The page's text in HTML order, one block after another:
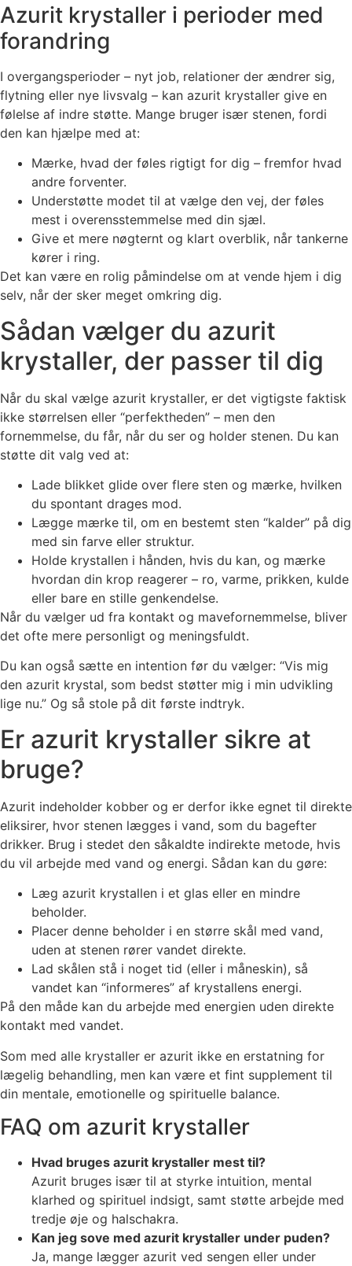
Azurit krystaller i perioder med
forandring
I overgangsperioder – nyt job, relationer der ændrer sig,
flytning eller nye livsvalg – kan azurit krystaller give en
følelse af indre støtte. Mange bruger især stenen, fordi
den kan hjælpe med at:
Mærke, hvad der føles rigtigt for dig – fremfor hvad
andre forventer.
Understøtte modet til at vælge den vej, der føles
mest i overensstemmelse med din sjæl.
Give et mere nøgternt og klart overblik, når tankerne
kører i ring.
Det kan være en rolig påmindelse om at vende hjem i dig
selv, når der sker meget omkring dig.
Sådan vælger du azurit
krystaller, der passer til dig
Når du skal vælge azurit krystaller, er det vigtigste faktisk
ikke størrelsen eller “perfektheden” – men den
fornemmelse, du får, når du ser og holder stenen. Du kan
støtte dit valg ved at:
Lade blikket glide over flere sten og mærke, hvilken
du spontant drages mod.
Lægge mærke til, om en bestemt sten “kalder” på dig
med sin farve eller struktur.
Holde krystallen i hånden, hvis du kan, og mærke
hvordan din krop reagerer – ro, varme, prikken, kulde
eller bare en stille genkendelse.
Når du vælger ud fra kontakt og mavefornemmelse, bliver
det ofte mere personligt og meningsfuldt.
Du kan også sætte en intention før du vælger: “Vis mig
den azurit krystal, som bedst støtter mig i min udvikling
lige nu.” Og så stole på dit første indtryk.
Er azurit krystaller sikre at
bruge?
Azurit indeholder kobber og er derfor ikke egnet til direkte
eliksirer, hvor stenen lægges i vand, som du bagefter
drikker. Brug i stedet den såkaldte indirekte metode, hvis
du vil arbejde med vand og energi. Sådan kan du gøre:
Læg azurit krystallen i et glas eller en mindre
beholder.
Placer denne beholder i en større skål med vand,
uden at stenen rører vandet direkte.
Lad skålen stå i noget tid (eller i måneskin), så
vandet kan “informeres” af krystallens energi.
På den måde kan du arbejde med energien uden direkte
kontakt med vandet.
Som med alle krystaller er azurit ikke en erstatning for
lægelig behandling, men kan være et fint supplement til
din mentale, emotionelle og spirituelle balance.
FAQ om azurit krystaller
Hvad bruges azurit krystaller mest til?
Azurit bruges især til at styrke intuition, mental
klarhed og spirituel indsigt, samt støtte arbejde med
tredje øje og halschakra.
Kan jeg sove med azurit krystaller under puden?
Ja, mange lægger azurit ved sengen eller under